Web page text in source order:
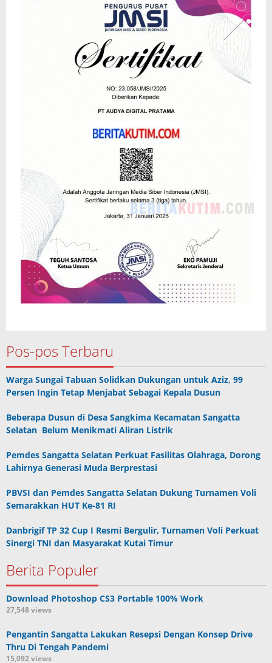
Pos-pos Terbaru
Warga Sungai Tabuan Solidkan Dukungan untuk Aziz, 99
Persen Ingin Tetap Menjabat Sebagai Kepala Dusun
Beberapa Dusun di Desa Sangkima Kecamatan Sangatta
Selatan Belum Menikmati Aliran Listrik
Pemdes Sangatta Selatan Perkuat Fasilitas Olahraga, Dorong
Lahirnya Generasi Muda Berprestasi
PBVSI dan Pemdes Sangatta Selatan Dukung Turnamen Voli
Semarakkan HUT Ke-81 RI
Danbrigif TP 32 Cup I Resmi Bergulir, Turnamen Voli Perkuat
Sinergi TNI dan Masyarakat Kutai Timur
Berita Populer
Download Photoshop CS3 Portable 100% Work
27,548 views
Pengantin Sangatta Lakukan Resepsi Dengan Konsep Drive
Thru Di Tengah Pandemi
15,092 views